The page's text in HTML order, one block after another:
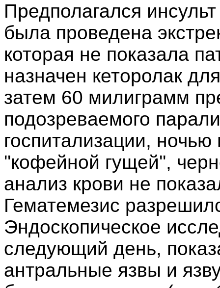
Предполагался
была проведена
которая не показала
назначен кеторолак
затем 60 милиграмм
подозреваемого
госпитализации,
''кофейной гущей'',
анализ крови не
Гематемезис
Эндоскопическое
следующий день,
антральные язвы и